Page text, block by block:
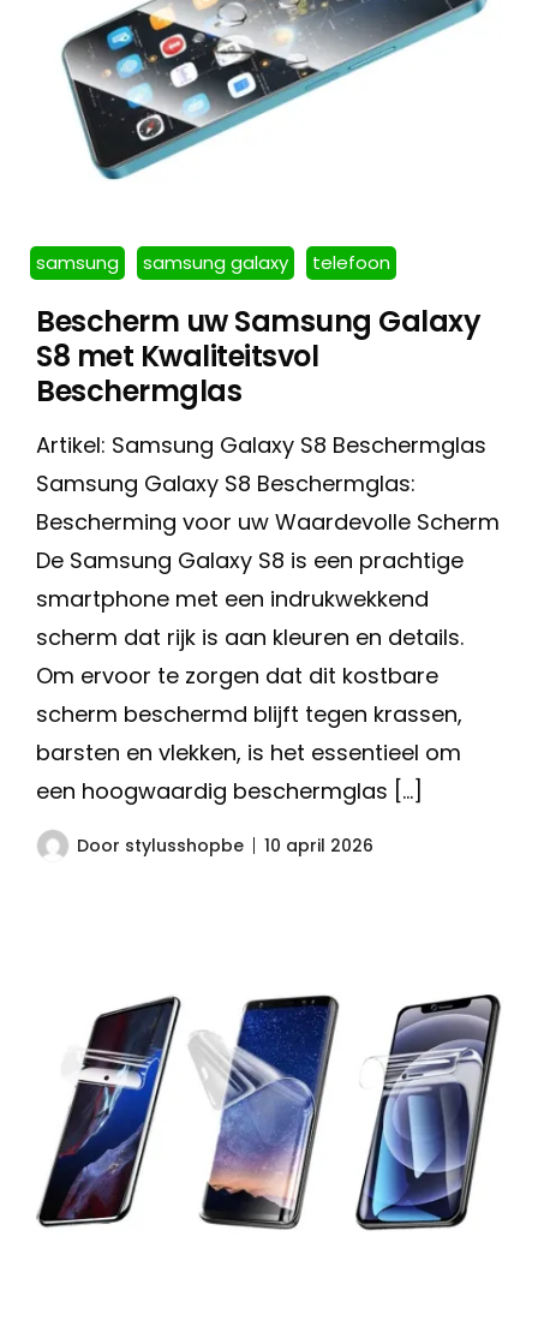
samsung samsung galaxy telefoon
Bescherm uw Samsung Galaxy
S8 met Kwaliteitsvol
Beschermglas
Artikel: Samsung Galaxy S8 Beschermglas
Samsung Galaxy S8 Beschermglas:
Bescherming voor uw Waardevolle Scherm
De Samsung Galaxy S8 is een prachtige
smartphone met een indrukwekkend
scherm dat rijk is aan kleuren en details.
Om ervoor te zorgen dat dit kostbare
scherm beschermd blijft tegen krassen,
barsten en vlekken, is het essentieel om
een hoogwaardig beschermglas […]
Door stylusshopbe 10 april 2026